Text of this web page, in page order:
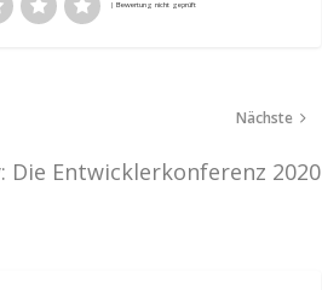
Nächste
Die Entwicklerkonferenz 2020